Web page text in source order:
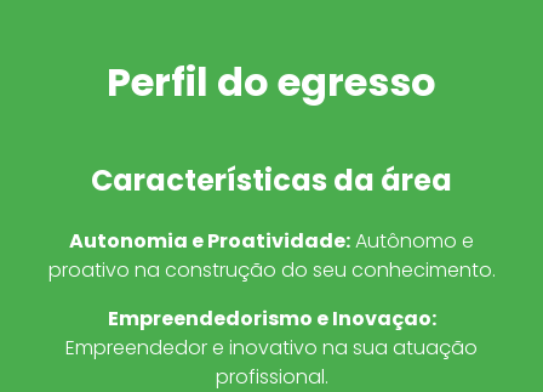
Perfil do egresso
Características da área
Autonomia e Proatividade:Autônomo e
proativo na construção do seu conhecimento.
Empreendedorismo e Inovaçao:
Empreendedor e inovativo na sua atuação
profissional.